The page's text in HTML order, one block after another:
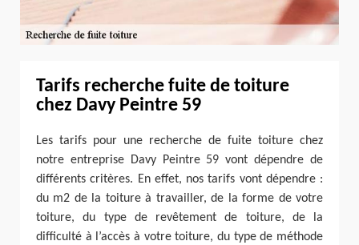
Tarifs recherche fuite de toiture
chez Davy Peintre 59
Les tarifs pour une recherche de fuite toiture chez
notre entreprise Davy Peintre 59 vont dépendre de
différents critères. En effet, nos tarifs vont dépendre :
du m2 de la toiture à travailler, de la forme de votre
toiture, du type de revêtement de toiture, de la
difficulté à l’accès à votre toiture, du type de méthode